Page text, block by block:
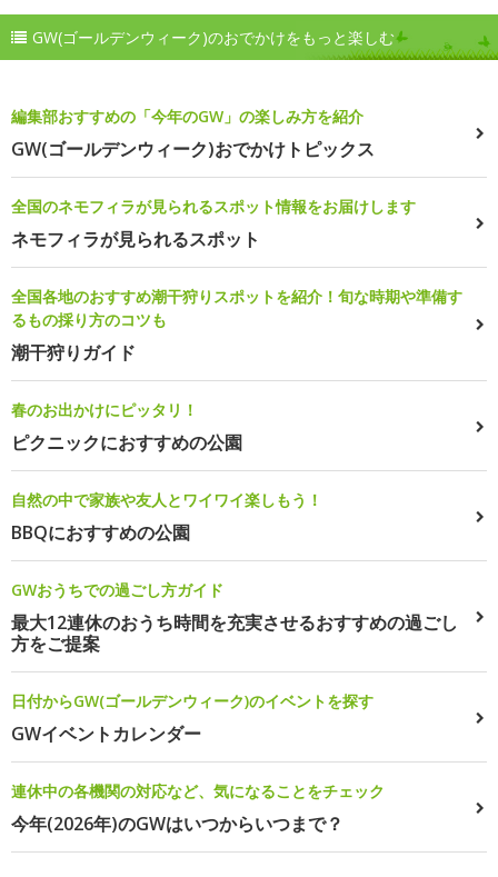
GW(ゴールデンウィーク)のおでかけをもっと楽しむ
編集部おすすめの「今年のGW」の楽しみ方を紹介
GW(ゴールデンウィーク)おでかけトピックス
全国のネモフィラが見られるスポット情報をお届けします
ネモフィラが見られるスポット
全国各地のおすすめ潮干狩りスポットを紹介！旬な時期や準備す
るもの採り方のコツも
潮干狩りガイド
春のお出かけにピッタリ！
ピクニックにおすすめの公園
自然の中で家族や友人とワイワイ楽しもう！
BBQにおすすめの公園
GWおうちでの過ごし方ガイド
最大12連休のおうち時間を充実させるおすすめの過ごし
方をご提案
日付からGW(ゴールデンウィーク)のイベントを探す
GWイベントカレンダー
連休中の各機関の対応など、気になることをチェック
今年(2026年)のGWはいつからいつまで？